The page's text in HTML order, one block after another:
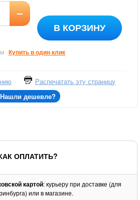
–
В КОРЗИНУ
Купить в один клик
Распечатать эту страницу
Нашли дешевле?
ОПЛАТИТЬ?
картой: курьеру при доставке (для
или в магазине.